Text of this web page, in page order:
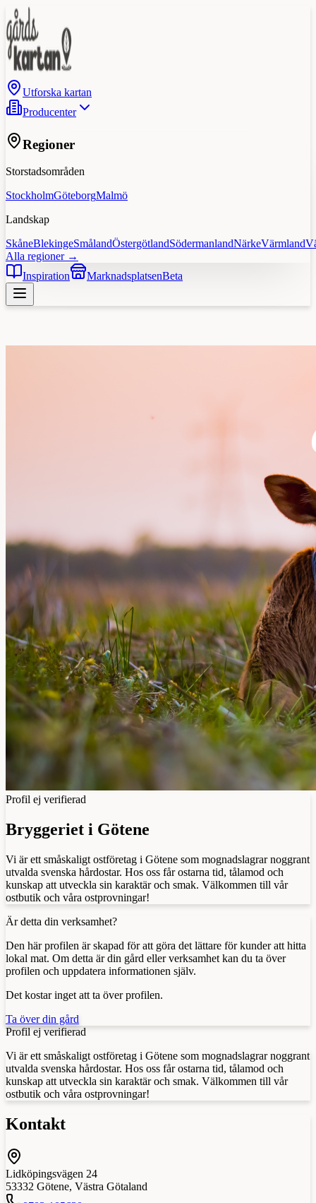
Utforska kartan
Producenter
Regioner
Storstadsområden
StockholmGöteborgMalmö
Landskap
SkåneBlekingeSmålandÖstergötlandSödermanlandNärkeVärmland
Alla regioner →
Inspiration
MarknadsplatsenBeta
Profil ej verifierad
Bryggeriet i Götene
Vi är ett småskaligt ostföretag i Götene som mognadslagrar noggrant
utvalda svenska hårdostar. Hos oss får ostarna tid, tålamod och
kunskap att utveckla sin karaktär och smak. Välkommen till vår
ostbutik och våra ostprovningar!
Är detta din verksamhet?
Den här profilen är skapad för att göra det lättare för kunder att hitta
lokal mat. Om detta är din gård eller verksamhet kan du ta över
profilen och uppdatera informationen själv.
Det kostar inget att ta över profilen.
Ta över din gård
Profil ej verifierad
Vi är ett småskaligt ostföretag i Götene som mognadslagrar noggrant
utvalda svenska hårdostar. Hos oss får ostarna tid, tålamod och
kunskap att utveckla sin karaktär och smak. Välkommen till vår
ostbutik och våra ostprovningar!
Kontakt
Lidköpingsvägen 24
53332 Götene, Västra Götaland